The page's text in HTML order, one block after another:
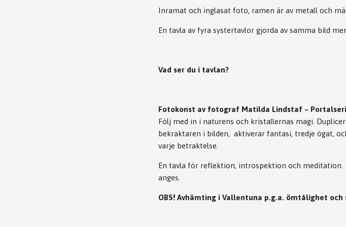
Inramat och inglasat foto, ramen är av metall och
En tavla av fyra systertavlor gjorda av samma bild
Vad ser du i tavlan?
Fotokonst av fotograf Matilda Lindstaf –
Följ med in i naturens och kristallernas magi.
bekraktaren i bilden, aktiverar fantasi, tredje ögat,
varje betraktelse.
En tavla för reflektion, introspektion och
anges.
OBS! Avhämting i Vallentuna p.g.a. ömtålighet